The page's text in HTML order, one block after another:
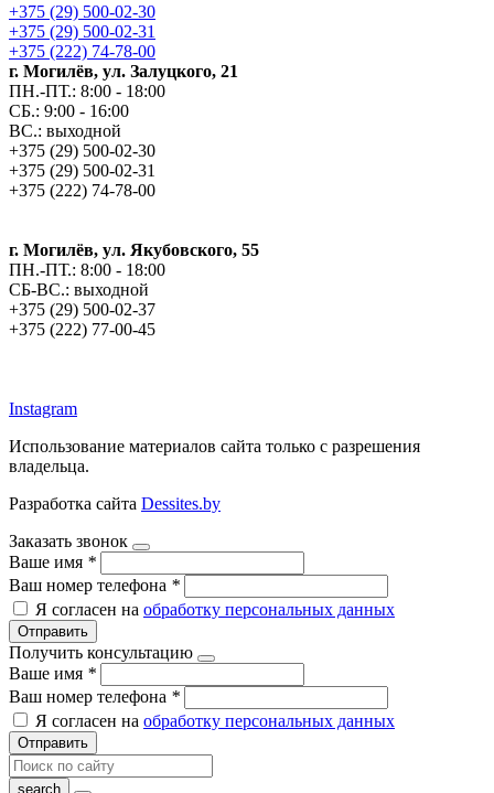
+375 (29) 500-02-30
+375 (29) 500-02-31
+375 (222) 74-78-00
г. Могилёв, ул. Залуцкого, 21
ПН.-ПТ.: 8:00 - 18:00
СБ.: 9:00 - 16:00
ВС.: выходной
+375 (29) 500-02-30
+375 (29) 500-02-31
+375 (222) 74-78-00
г. Могилёв, ул. Якубовского, 55
ПН.-ПТ.: 8:00 - 18:00
СБ-ВС.: выходной
+375 (29) 500-02-37
+375 (222) 77-00-45
Instagram
Использование материалов сайта только с разрешения
владельца.
Разработка сайта Dessites.by
Заказать звонок
Ваше имя *
Ваш номер телефона *
Я согласен на обработку персональных данных
Отправить
Получить консультацию
Ваше имя *
Ваш номер телефона *
Я согласен на обработку персональных данных
Отправить